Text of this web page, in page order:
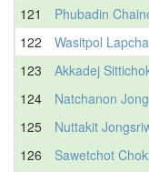
121
Phubadin
122
Wasitpol
123
Akkadej
124
Natchanon
125
Nuttakit
126
Sawetchot